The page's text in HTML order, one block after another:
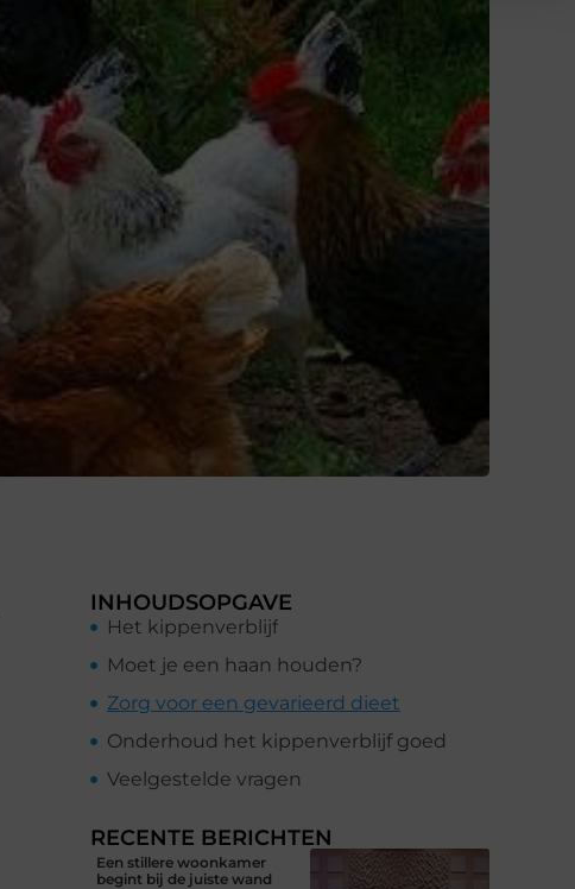
INHOUDSOPGAVE
Het kippenverblijf
Moet je een haan houden?
Zorg voor een gevarieerd dieet
Onderhoud het kippenverblijf goed
Veelgestelde vragen
RECENTE BERICHTEN
Een stillere woonkamer
begint bij de juiste wand